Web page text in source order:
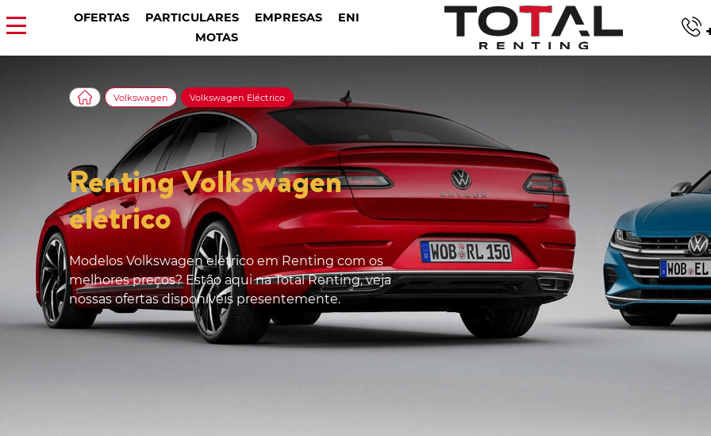
OFERTAS PARTICULARES EMPRESAS
ENI
MOTAS
Renting Volkswagen
elétrico
Modelos Volkswagen elétrico em Renting com os
melhores preços? Estão aqui na Total Renting, veja
nossas ofertas disponíveis presentemente.
Volkswagen Volkswagen Eléctrico